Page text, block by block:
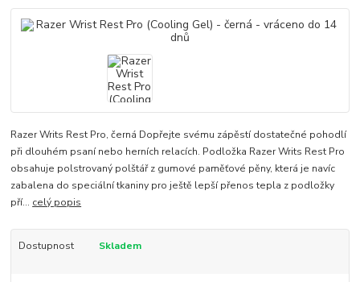
Razer Writs Rest Pro, černá Dopřejte svému zápěstí dostatečné pohodlí
při dlouhém psaní nebo herních relacích. Podložka Razer Writs Rest Pro
obsahuje polstrovaný polštář z gumové paměťové pěny, která je navíc
zabalena do speciální tkaniny pro ještě lepší přenos tepla z podložky
pří... celý popis
Dostupnost Skladem